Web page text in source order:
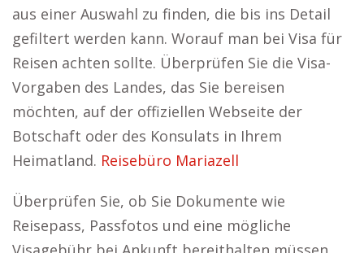
aus einer Auswahl zu finden, die bis ins Detail
gefiltert werden kann. Worauf man bei Visa für
Reisen achten sollte. Überprüfen Sie die Visa-
Vorgaben des Landes, das Sie bereisen
möchten, auf der offiziellen Webseite der
Botschaft oder des Konsulats in Ihrem
Heimatland. Reisebüro Mariazell
Überprüfen Sie, ob Sie Dokumente wie
Reisepass, Passfotos und eine mögliche